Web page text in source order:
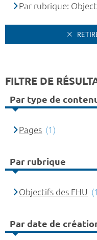
Par rubrique:
FILTRE DE
Par type de
Pages (1)
Par rubrique
Objectifs des FHU
Par date de